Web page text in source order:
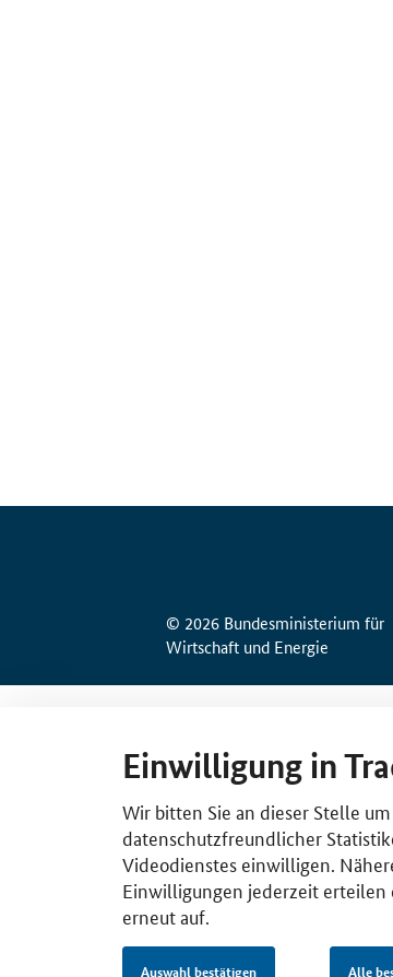
© 2026 Bundesministerium für
Wirtschaft und Energie
Einwilligung in
Wir bitten Sie an dieser Stelle
datenschutzfreundlicher
Videodienstes einwilligen.
Einwilligungen jederzeit erteilen
erneut auf.
Auswahl bestätigen Alle